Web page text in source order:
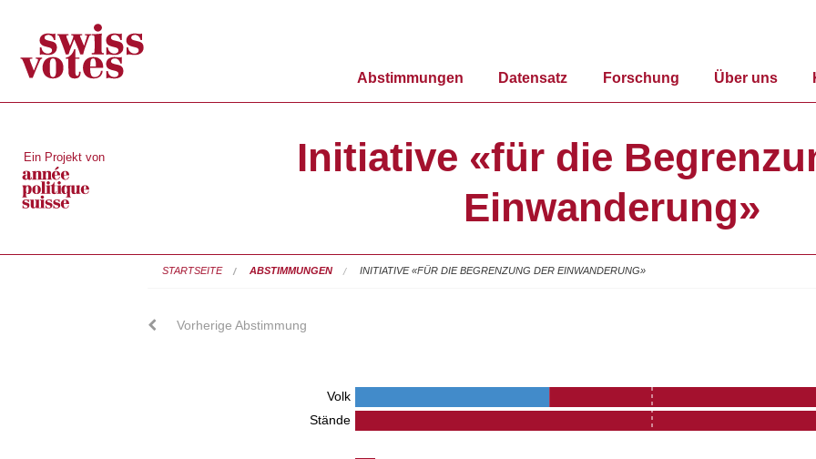
Abstimmungen Datensatz Forschung Über uns
Ein Projekt von
Initiative «für die
Einwanderung»
STARTSEITE ABSTIMMUNGEN INITIATIVE «FÜR DIE BEGRENZUNG DER EINWANDERUNG»
Vorherige Abstimmung
Volk
Stände